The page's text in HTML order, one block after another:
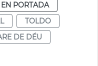
EN PORTADA
TOLDO
DE DÉU